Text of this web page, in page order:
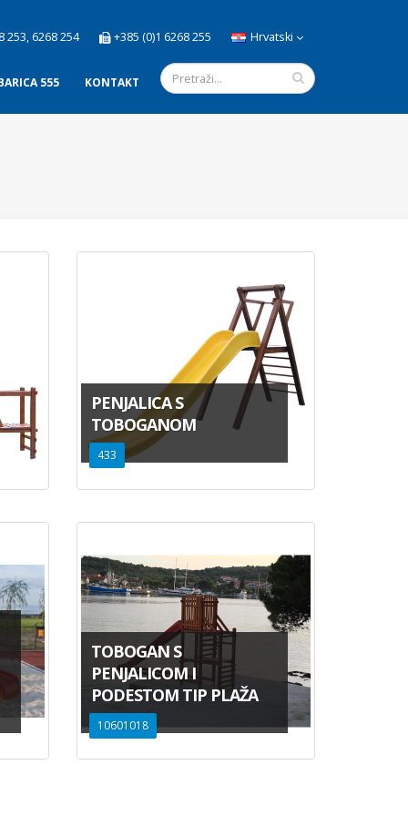
253, 6268 254 +385 (0)1 6268 255 Hrvatski
555 KONTAKT
PENJALICA S
TOBOGANOM
433
TOBOGAN S
PENJALICOM I
PODESTOM TIP PLAŽA
10601018